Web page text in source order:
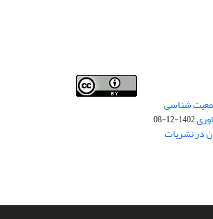
شناسی
1402-12-08
در نشریات